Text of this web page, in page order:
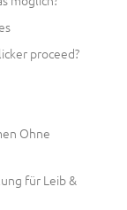
proceed?
Ohne
für Leib &